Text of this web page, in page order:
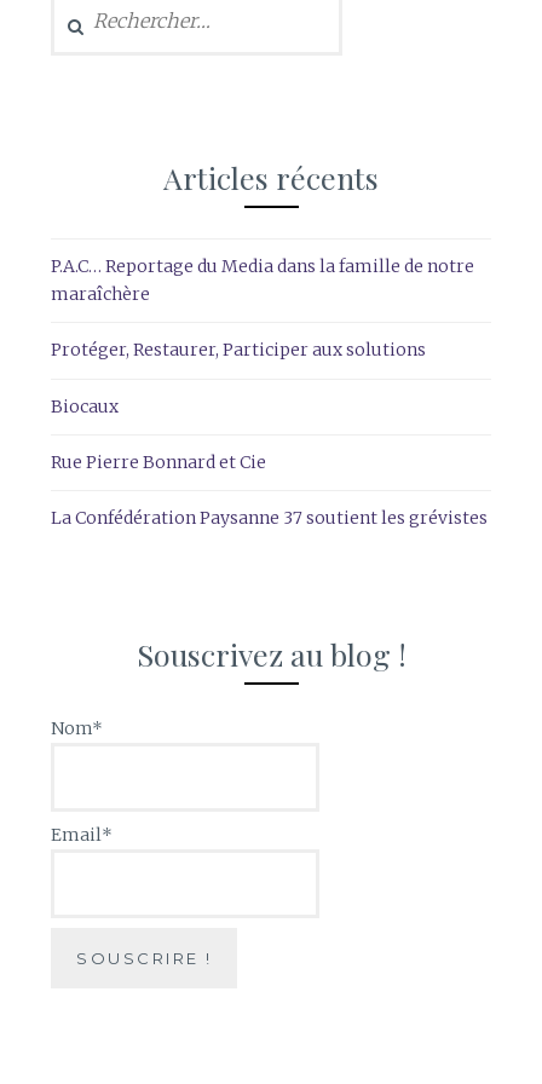
Articles récents
P.A.C… Reportage du Media dans la famille de notre
maraîchère
Protéger, Restaurer, Participer aux solutions
Biocaux
Rue Pierre Bonnard et Cie
La Confédération Paysanne 37 soutient les grévistes
Souscrivez au blog !
Nom*
Email*